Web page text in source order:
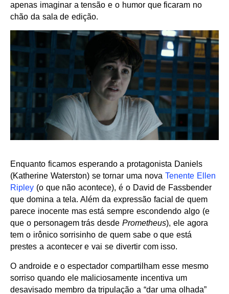
apenas imaginar a tensão e o humor que ficaram no
chão da sala de edição.
Enquanto ficamos esperando a protagonista Daniels
(Katherine Waterston) se tornar uma nova Tenente Ellen
Ripley (o que não acontece), é o David de Fassbender
que domina a tela. Além da expressão facial de quem
parece inocente mas está sempre escondendo algo (e
que o personagem trás desdePrometheus), ele agora
tem o irônico sorrisinho de quem sabe o que está
prestes a acontecer e vai se divertir com isso.
O androide e o espectador compartilham esse mesmo
sorriso quando ele maliciosamente incentiva um
desavisado membro da tripulação a “dar uma olhada”